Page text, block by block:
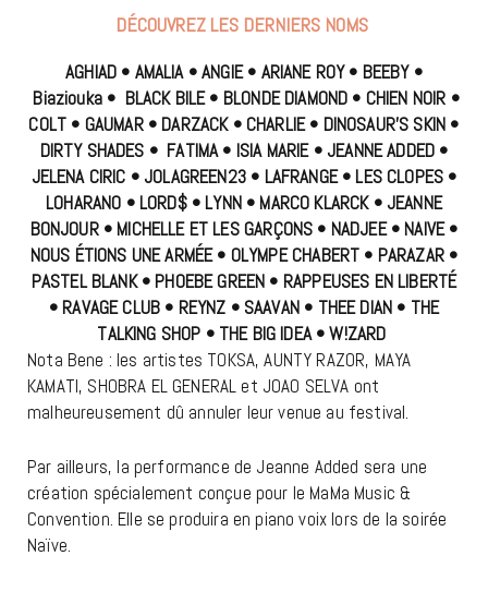
DÉCOUVREZ LES DERNIERS NOMS
AGHIAD • AMALIA • ANGIE • ARIANE ROY • BEEBY •
Biaziouka • BLACK BILE • BLONDE DIAMOND • CHIEN NOIR •
COLT • GAUMAR • DARZACK • CHARLIE • DINOSAUR’S SKIN •
DIRTY SHADES • FATIMA • ISIA MARIE • JEANNE ADDED •
JELENA CIRIC • JOLAGREEN23 • LAFRANGE • LES CLOPES •
LOHARANO • LORD$ • LYNN • MARCO KLARCK • JEANNE
BONJOUR • MICHELLE ET LES GARÇONS • NADJEE • NAIVE •
NOUS ÉTIONS UNE ARMÉE • OLYMPE CHABERT • PARAZAR •
PASTEL BLANK • PHOEBE GREEN • RAPPEUSES EN LIBERTÉ
• RAVAGE CLUB • REYNZ • SAAVAN • THEE DIAN • THE
TALKING SHOP • THE BIG IDEA • W!ZARD
Nota Bene : les artistes TOKSA, AUNTY RAZOR, MAYA
KAMATI, SHOBRA EL GENERAL et JOAO SELVA ont
malheureusement dû annuler leur venue au festival.
Par ailleurs, la performance de Jeanne Added sera une
création spécialement conçue pour le MaMa Music &
Convention. Elle se produira en piano voix lors de la soirée
Naïve.